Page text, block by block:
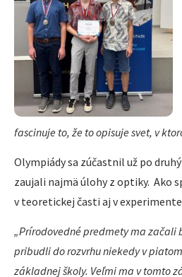
fascinuje to, že to opisuje svet, v
Olympiády sa zúčastnil už po
zaujali najmä úlohy z optiky. Ako
v teoretickej časti aj v
„Prírodovedné predmety ma začali
pribudli do rozvrhu niekedy v
základnej školy. Veľmi ma v tomto